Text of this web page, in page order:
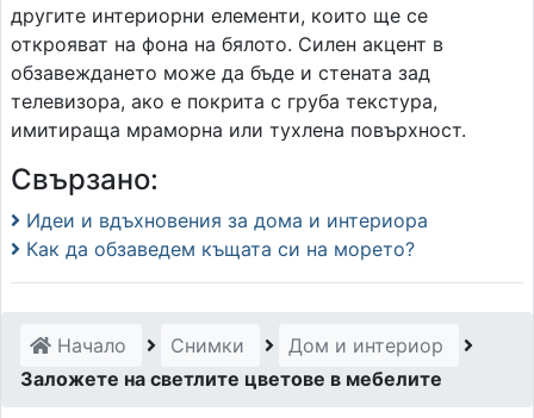
другите интериорни елементи, които ще се
открояват на фона на бялото. Силен акцент в
обзавеждането може да бъде и стената зад
телевизора, ако е покрита с груба текстура,
имитираща мраморна или тухлена повърхност.
Свързано:
Идеи и вдъхновения за дома и интериора
Как да обзаведем къщата си на морето?
Начало Снимки
Дом и интериор
Заложете на светлите цветове в мебелите